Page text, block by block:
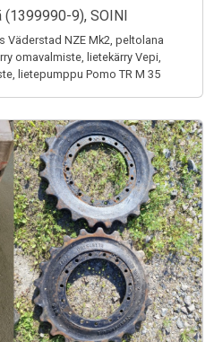
9), SOINI
Väderstad NZE Mk2, peltolana
omavalmiste, lietekärry Vepi,
lietepumppu Pomo TR M 35